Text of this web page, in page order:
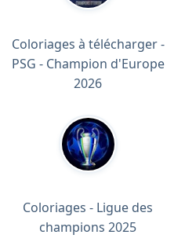
Coloriages à télécharger -
PSG - Champion d'Europe
2026
Coloriages - Ligue des
champions 2025